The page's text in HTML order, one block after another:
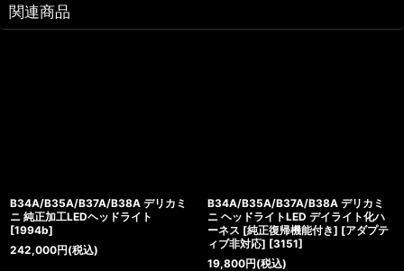
関連商品
B34A/B35A/B37A/B38A デリカミ
ニ 純正加工LEDヘッドライト
[1994b]
242,000円(税込)
B34A/B35A/B37A/B38A デリカミ
ニ ヘッドライトLED デイライト化ハ
ーネス [純正復帰機能付き] [アダプテ
ィブ非対応] [3151]
19,800円(税込)